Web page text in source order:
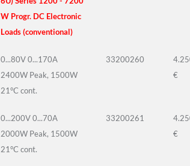
W Progr. DC Electronic
Loads (conventional)
0...80V 0...170A
2400W Peak, 1500W
21°C cont.
33200260
€
0...200V 0...70A
2000W Peak, 1500W
21°C cont.
33200261
€